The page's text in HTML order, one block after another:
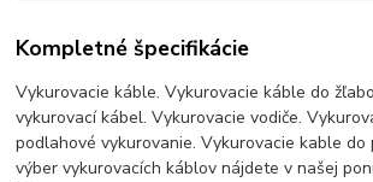
Kompletné špecifikácie
Vykurovacie káble. Vykurovacie káble do
vykurovací kábel. Vykurovacie vodiče.
podlahové vykurovanie. Vykurovacie kable do
výber vykurovacích káblov nájdete v našej